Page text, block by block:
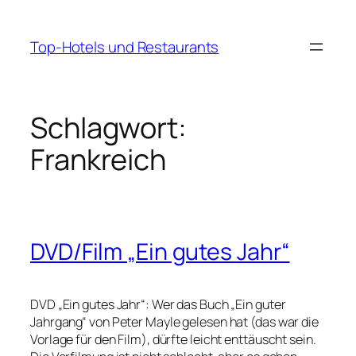
springen
Top-Hotels und Restaurants
Schlagwort:
Frankreich
DVD/Film „Ein gutes Jahr“
DVD „Ein gutes Jahr“: Wer das Buch „Ein guter
Jahrgang“ von Peter Mayle gelesen hat (das war die
Vorlage für den Film), dürfte leicht enttäuscht sein.